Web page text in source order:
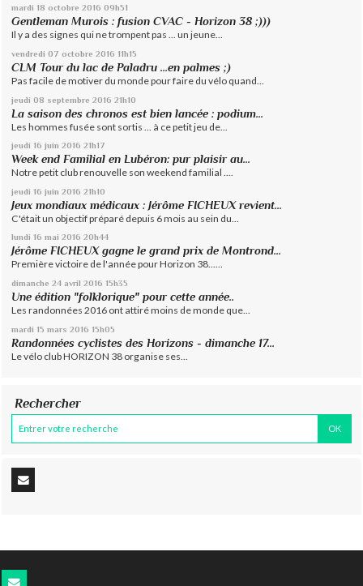
mardi 18 octobre 2016 09h51
Gentleman Murois : fusion CVAC - Horizon 38 ;)))
Il y a des signes qui ne trompent pas ... un jeune...
vendredi 07 octobre 2016 11h15
CLM Tour du lac de Paladru ...en palmes ;)
Pas facile de motiver du monde pour faire du vélo quand...
jeudi 08 septembre 2016 21h10
La saison des chronos est bien lancée : podium...
Les hommes fusée sont sortis ... à ce petit jeu de...
jeudi 16 juin 2016 21h17
Week end Familial en Lubéron: pur plaisir au...
Notre petit club renouvelle son weekend familial ....
jeudi 16 juin 2016 21h10
Jeux mondiaux médicaux : Jérôme FICHEUX revient...
C'était un objectif préparé depuis 6 mois au sein du...
lundi 16 mai 2016 20h44
Jérôme FICHEUX gagne le grand prix de Montrond...
Première victoire de l'année pour Horizon 38......
dimanche 24 avril 2016 15h35
Une édition "folklorique" pour cette année..
Les randonnées 2016 ont attiré moins de monde que...
mardi 15 mars 2016 15h05
Randonnées cyclistes des Horizons - dimanche 17...
Le vélo club HORIZON 38 organise ses...
Rechercher